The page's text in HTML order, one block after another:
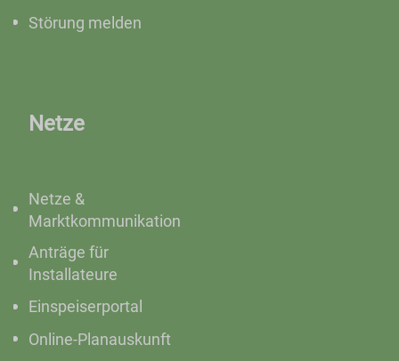
Störung melden
Netze
Netze &
Marktkommunikation
Anträge für
Installateure
Einspeiserportal
Online-Planauskunft